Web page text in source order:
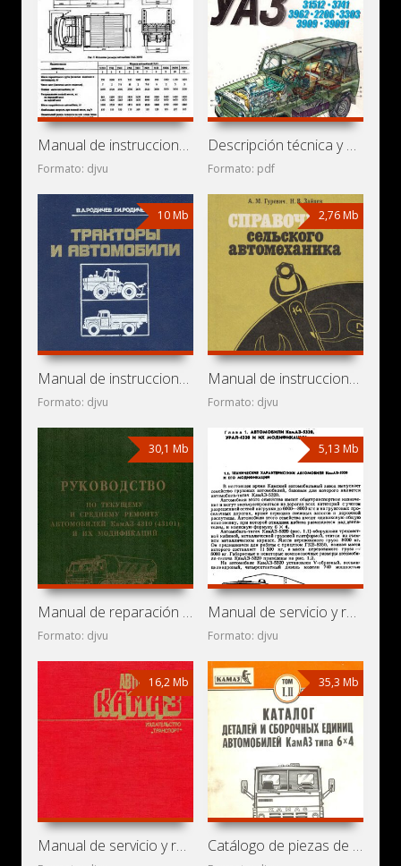
Manual de instrucciones y mantenimiento de automóviles
Formato: djvu
Descripción técnica y manual de instrucciones de
Formato: pdf
10 Mb
Manual de instrucciones y mantenimiento T-150K, DT-75MV,
Formato: djvu
2,76 Mb
Manual de instrucciones y mantenimiento de automóviles
Formato: djvu
30,1 Mb
Manual de reparación de camiones KamAZ-4310, KamAZ-43101,
Formato: djvu
5,13 Mb
Manual de servicio y reparación de camiones KamAZ-5320,
Formato: djvu
16,2 Mb
Manual de servicio y reparación de camiones KamAZ-5320,
35,3 Mb
Catálogo de piezas de repuesto de camiones KamAZ-5320,